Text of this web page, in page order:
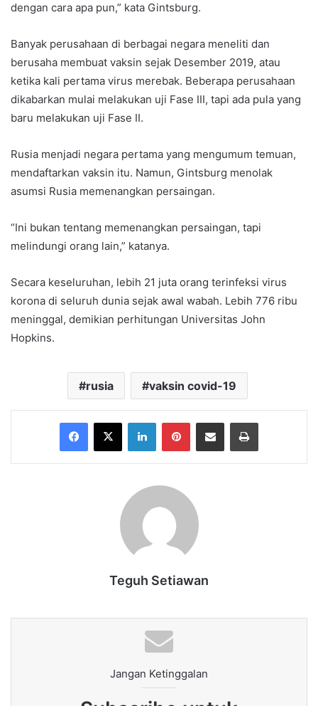
dengan cara apa pun,” kata Gintsburg.
Banyak perusahaan di berbagai negara meneliti dan
berusaha membuat vaksin sejak Desember 2019, atau
ketika kali pertama virus merebak. Beberapa perusahaan
dikabarkan mulai melakukan uji Fase III, tapi ada pula yang
baru melakukan uji Fase II.
Rusia menjadi negara pertama yang mengumum temuan,
mendaftarkan vaksin itu. Namun, Gintsburg menolak
asumsi Rusia memenangkan persaingan.
“Ini bukan tentang memenangkan persaingan, tapi
melindungi orang lain,” katanya.
Secara keseluruhan, lebih 21 juta orang terinfeksi virus
korona di seluruh dunia sejak awal wabah. Lebih 776 ribu
meninggal, demikian perhitungan Universitas John
Hopkins.
rusia vaksin covid-19
Facebook
X LinkedInPinterestShare via Email Print
Teguh Setiawan
Jangan Ketinggalan